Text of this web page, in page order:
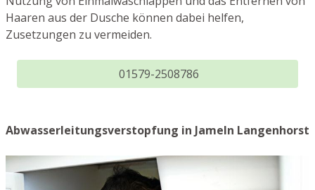
Haaren aus der Dusche können dabei helfen,
Zusetzungen zu vermeiden.
01579-2508786
Abwasserleitungsverstopfung in Jameln Langenhorst